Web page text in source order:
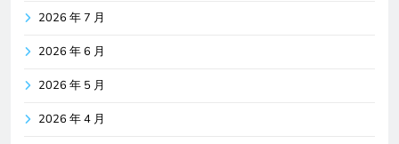
2026 年 7 月
2026 年 6 月
2026 年 5 月
2026 年 4 月